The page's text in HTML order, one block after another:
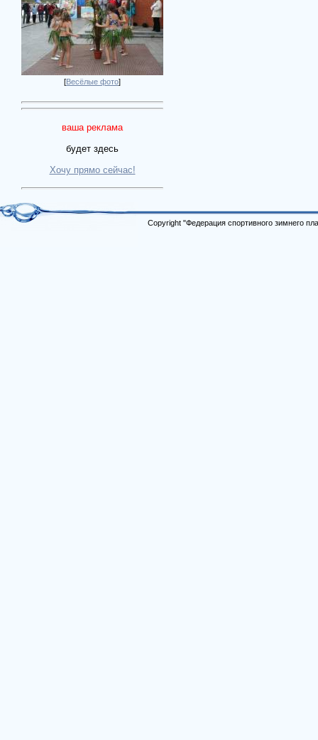
[Весёлые фото]
ваша реклама
будет здесь
Хочу прямо сейчас!
Copyright "Федерация спортивного зимнего